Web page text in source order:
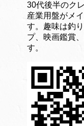
30代後半のク
産業用盤がメ
す。趣味は釣
プ、映画鑑賞
す。